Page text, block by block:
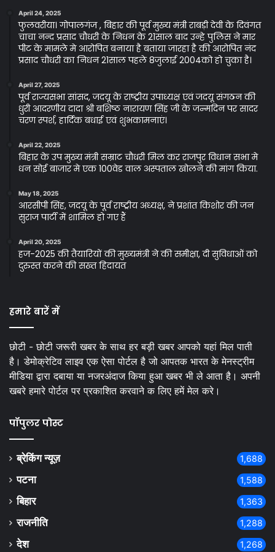
April 24, 2025
फुलवरीया। गोपालगंज , बिहार की पूर्व मुख्य मंत्री राबड़ी देवी के दिवंगत
चाचा नन्द प्रसाद चौधरी के निधन के 21साल बाद उन्हे पुलिस ने मार
पीट के मामले मे आरोपित बनाया है बताया जारहा है की आरोपित नंद
प्रसाद चौधरी का निधन 21साल पहले 8जुलाई 2004को हो चुका है।
April 27, 2025
पूर्व राज्यसभा सांसद, जदयू के राष्ट्रीय उपाध्यक्ष एवं जदयू संगठन की
धुरी आदरणीय दादा श्री बशिष्ठ नारायण सिंह जी के जन्मदिन पर सादर
चरण स्पर्श, हार्दिक बधाई एवं शुभकामनाएं।
April 22, 2025
बिहार के उप मुख्य मंत्री सम्राट चौधरी मिल कर राजपुर विधान सभा मे
धन सोई बाजार मे एक 100वेड वाल अस्पताल खोलने की मांग किया.
May 18, 2025
आरसीपी सिंह, जदयू के पूर्व राष्ट्रीय अध्यक्ष, ने प्रशांत किशोर की जन
सुराज पार्टी में शामिल हो गए हैं
April 20, 2025
हज-2025 की तैयारियों की मुख्यमंत्री ने की समीक्षा, दी सुविधाओं को
दुरुस्त करने की सख्त हिदायत
हमारे बारें में
छोटी - छोटी जरूरी खबर के साथ हर बड़ी खबर आपको यहां मिल पाती
है। डेमोक्रेटिव लाइव एक ऐसा पोर्टल है जो आपतक भारत के मेनस्ट्रीम
मीडिया द्वारा दबाया या नजरअंदाज किया हुआ खबर भी ले आता है। अपनी
खबरे हमारे पोर्टल पर प्रकाशित करवाने क लिए हमें मेल करे।
पॉपुलर पोस्ट
ब्रेकिंग न्यूज़ 1,688
पटना 1,588
बिहार 1,363
राजनीति 1,288
देश 1,268